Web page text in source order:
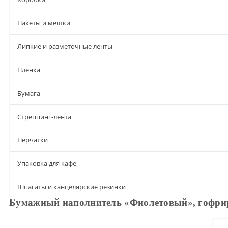
Пакеты и мешки
Липкие и разметочные ленты
Пленка
Бумага
Стреппинг-лента
Перчатки
Упаковка для кафе
Шпагаты и канцелярские резинки
Бумажный наполнитель «Фиолетовый»,